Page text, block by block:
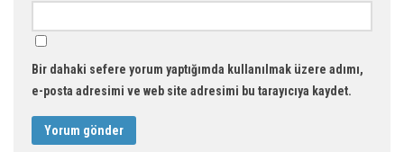
Bir dahaki sefere yorum yaptığımda kullanılmak üzere adımı,
e-posta adresimi ve web site adresimi bu tarayıcıya kaydet.